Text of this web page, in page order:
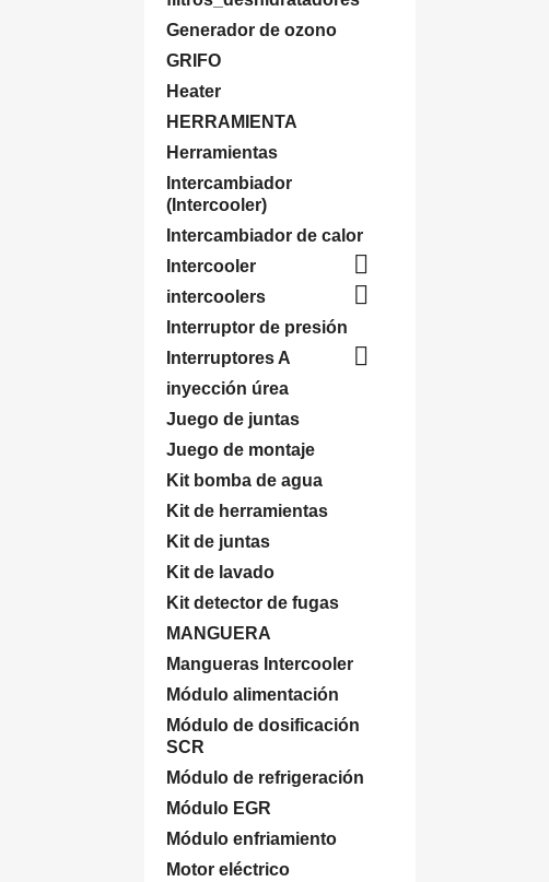
Generador de ozono
GRIFO
Heater
HERRAMIENTA
Herramientas
Intercambiador
(Intercooler)
Intercambiador de calor
Intercooler

intercoolers 
Interruptor de presión
Interruptores A

inyección úrea
Juego de juntas
Juego de montaje
Kit bomba de agua
Kit de herramientas
Kit de juntas
Kit de lavado
Kit detector de fugas
MANGUERA
Mangueras Intercooler
Módulo alimentación
Módulo de dosificación
SCR
Módulo de refrigeración
Módulo EGR
Módulo enfriamiento
Motor eléctrico